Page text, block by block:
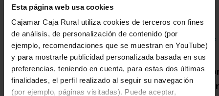
Esta página web usa cookies
Cajamar Caja Rural utiliza cookies de terceros con fines
de análisis, de personalización de contenido (por
ejemplo, recomendaciones que se muestran en YouTube)
y para mostrarle publicidad personalizada basada en sus
preferencias, teniendo en cuenta, para estas dos últimas
finalidades, el perfil realizado al seguir su navegación
(por ejemplo, páginas visitadas). Puede aceptar,
Noticias destacadas
Grupo Cajamar gana 193
millones, un 8,5 % más, en
el primer semestre por el
Una
Cajamar